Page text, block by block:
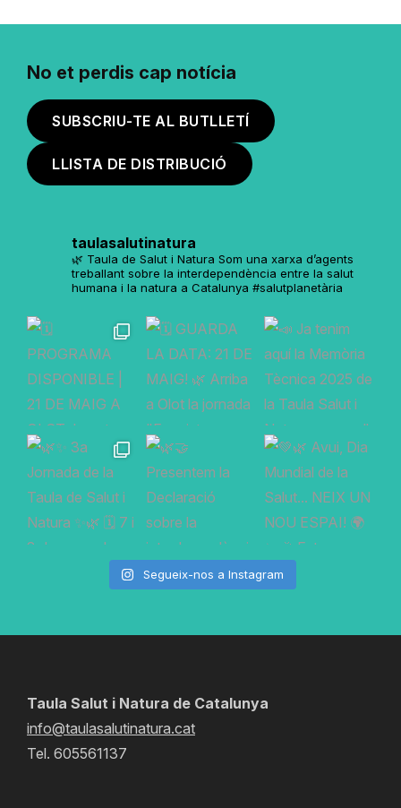
No et perdis cap notícia
SUBSCRIU-TE AL BUTLLETÍ
LLISTA DE DISTRIBUCIÓ
taulasalutinatura
🌿 Taula de Salut i Natura Som una xarxa d’agents
treballant sobre la interdependència entre la salut
humana i la natura a Catalunya #salutplanetària
Segueix-nos a Instagram
Taula Salut i Natura de Catalunya
info@taulasalutinatura.cat
Tel. 605561137